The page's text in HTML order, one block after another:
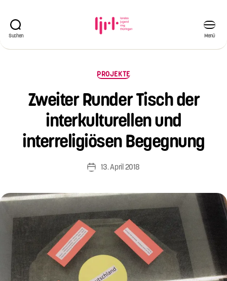
Suchen
Thüringen
Menü
Kategorien
PROJEKTE
Zweiter Runder Tisch der
interkulturellen und
interreligiösen Begegnung
Beitragsautor
V
o
n
Si
m
n
ei
s
e
Veröffentlichungsdatum
13. April 2018